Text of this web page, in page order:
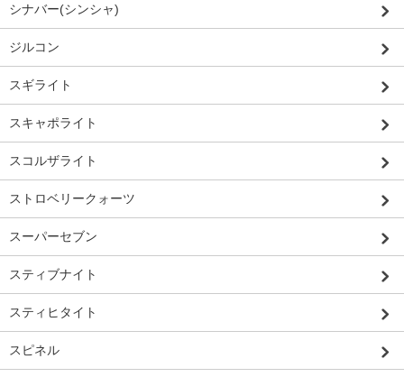
シナバー(シンシャ)
ジルコン
スギライト
スキャポライト
スコルザライト
ストロベリークォーツ
スーパーセブン
スティブナイト
スティヒタイト
スピネル